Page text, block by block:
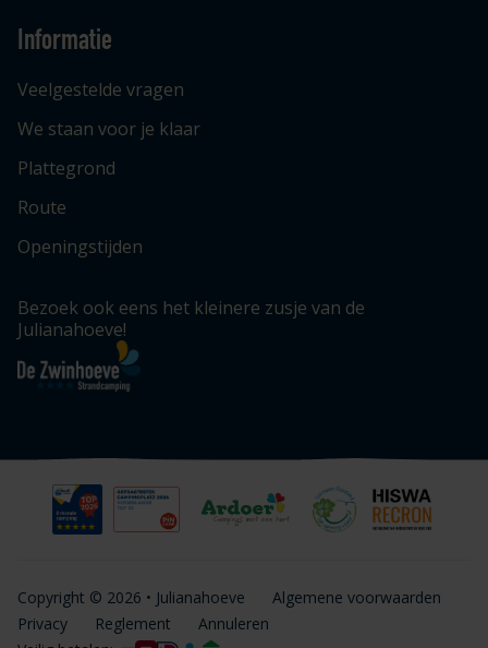
Informatie
Veelgestelde vragen
We staan voor je klaar
Plattegrond
Route
Openingstijden
Bezoek ook eens het kleinere zusje van de
Julianahoeve!
Copyright © 2026 • Julianahoeve
Algemene voorwaarden
Privacy
Reglement
Annuleren